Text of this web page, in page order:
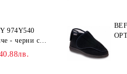
974Y540
- черни с